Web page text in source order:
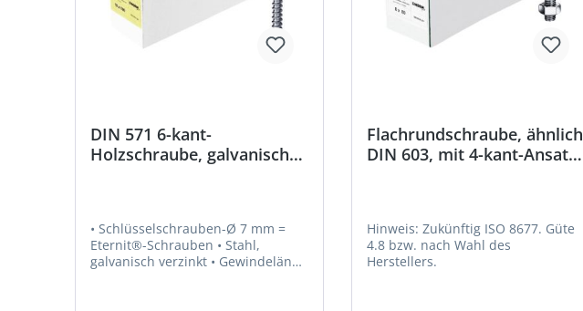
DIN 571 6-kant-
Holzschraube, galvanisch
• Schlüsselschrauben-Ø 7 mm =
Eternit®-Schrauben • Stahl,
galvanisch verzinkt • Gewindelänge
Flachrundschraube, ähnlich
DIN 603, mit 4-kant-Ansatz
Hinweis: Zukünftig ISO 8677. Güte
4.8 bzw. nach Wahl des
Herstellers.